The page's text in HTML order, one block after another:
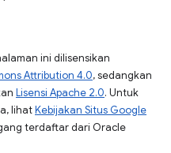
ini dilisensikan
Attribution 4.0, sedangkan
Lisensi Apache 2.0. Untuk
lihatKebijakan Situs Google
terdaftar dari Oracle